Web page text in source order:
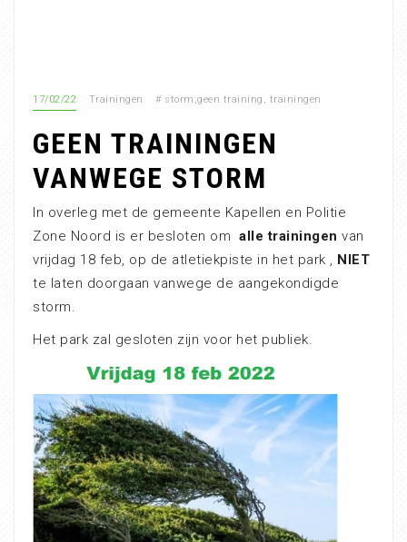
17/02/22 Trainingen # storm;geen training , trainingen
GEEN TRAININGEN
VANWEGE STORM
In overleg met de gemeente Kapellen en Politie
Zone Noord is er besloten om alle trainingen van
vrijdag 18 feb, op de atletiekpiste in het park , NIET
te laten doorgaan vanwege de aangekondigde
storm.
Het park zal gesloten zijn voor het publiek.